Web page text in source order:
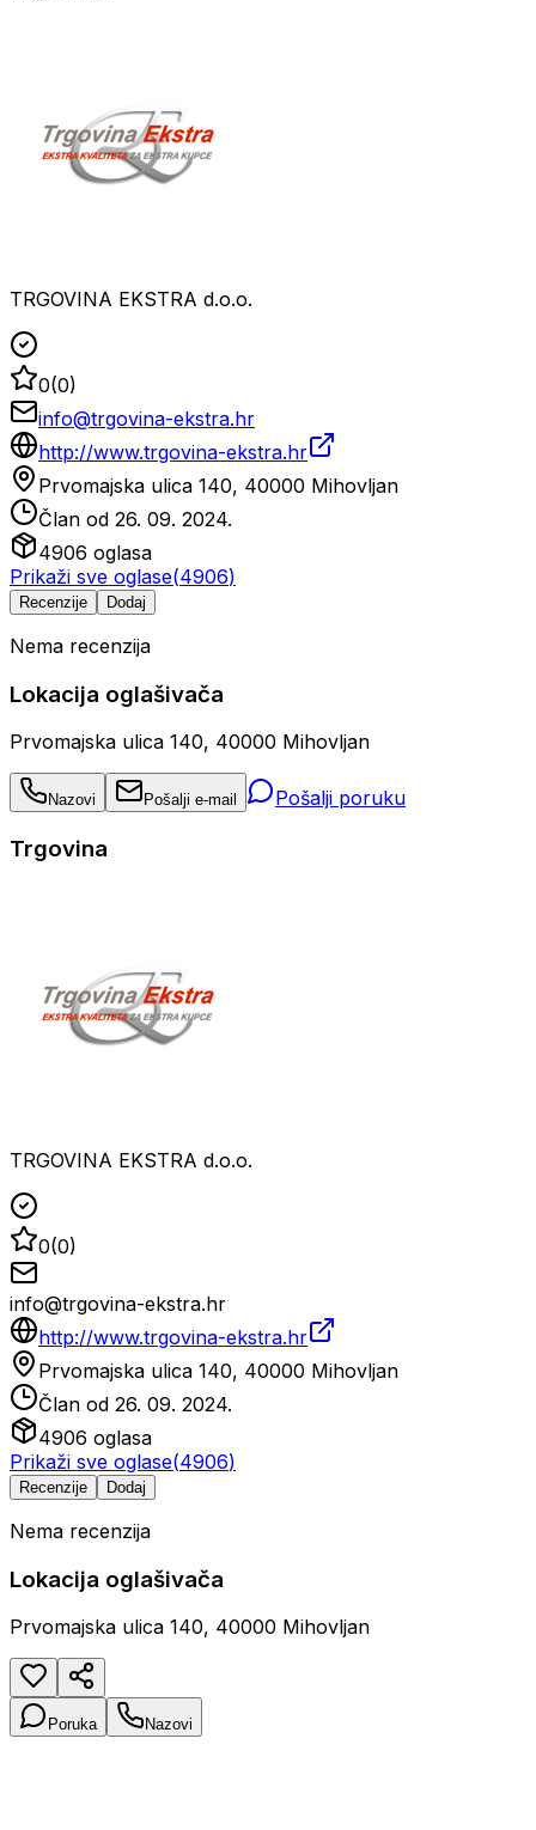
TRGOVINA EKSTRA d.o.o.
0(0)
info@trgovina-ekstra.hr
http://www.trgovina-ekstra.hr
Prvomajska ulica 140, 40000 Mihovljan
Član od 26. 09. 2024.
4906 oglasa
Prikaži sve oglase(4906)
Recenzije Dodaj
Nema recenzija
Lokacija oglašivača
Prvomajska ulica 140, 40000 Mihovljan
Nazovi Pošalji e-mail Pošalji poruku
Trgovina
TRGOVINA EKSTRA d.o.o.
0(0)
info@trgovina-ekstra.hr
http://www.trgovina-ekstra.hr
Prvomajska ulica 140, 40000 Mihovljan
Član od 26. 09. 2024.
4906 oglasa
Prikaži sve oglase(4906)
Recenzije Dodaj
Nema recenzija
Lokacija oglašivača
Prvomajska ulica 140, 40000 Mihovljan
Poruka Nazovi